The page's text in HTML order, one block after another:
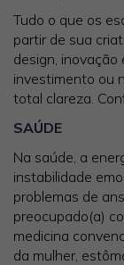
Tudo o que os
partir de sua
design, inovação
investimento ou
total clareza.
SAÚDE
Na saúde, a
instabilidade
problemas de
preocupado(a)
medicina
da mulher,